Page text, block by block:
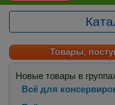
Товары,
Новые товары в
Всё для